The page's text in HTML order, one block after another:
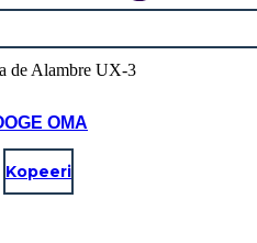
OMA
Kopeeri